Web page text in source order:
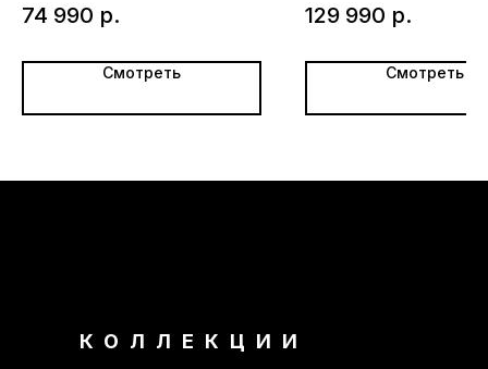
74 990 р.
Смотреть
129 990 р.
Смотреть
КОЛЛЕКЦИИ